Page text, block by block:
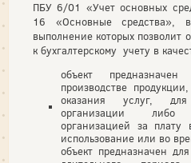
ПБУ 6/01 «Учет основных
16 «Основные средства»,
выполнение которых позволит
к бухгалтерскому учету в
объект
производстве
оказания услуг,
организации либо
организацией за
использование или во
объект предназначен